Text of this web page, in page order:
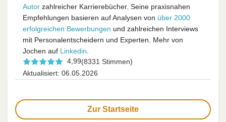
Autor zahlreicher Karrierebücher. Seine praxisnahen
Empfehlungen basieren auf Analysen von über 2000
erfolgreichen Bewerbungen und zahlreichen Interviews
mit Personalentscheidern und Experten. Mehr von
Jochen auf Linkedin
4,99(8331 Stimmen)
Aktualisiert: 06.05.2026
Zur Startseite